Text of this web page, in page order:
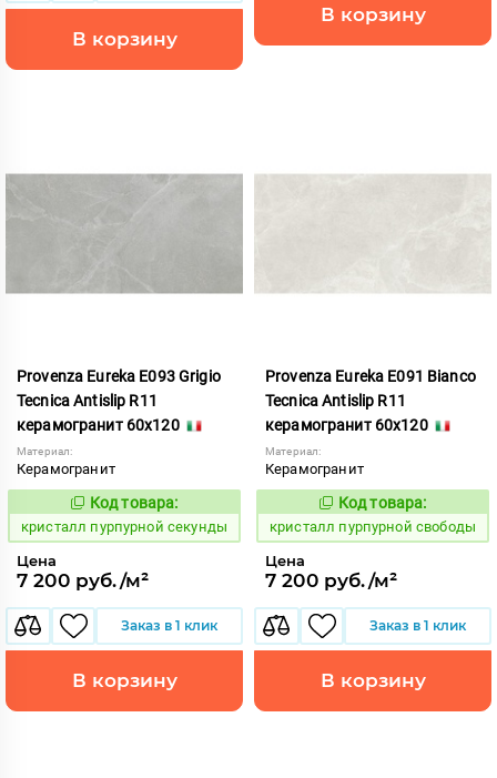
В корзину
В корзину
Provenza Eureka E093 Grigio
Tecnica Antislip R11
керамогранит 60x120
Материал:
Керамогранит
821962
Код товара:
кристалл пурпурной секунды
Цена
7 200 руб./м²
Заказ в 1 клик
В корзину
Provenza Eureka E091 Bianco
Tecnica Antislip R11
керамогранит 60x120
Материал:
Керамогранит
821960
Код товара:
кристалл пурпурной свободы
Цена
7 200 руб./м²
Заказ в 1 клик
В корзину